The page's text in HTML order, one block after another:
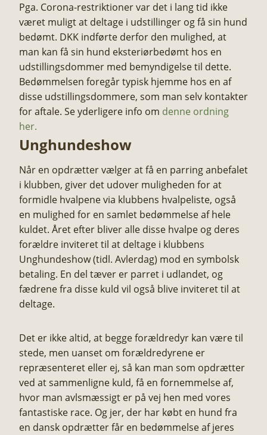
​Pga. Corona-restriktioner var det i lang tid ikke
været muligt at deltage i udstillinger og få sin hund
bedømt. DKK indførte derfor den mulighed, at
man kan få sin hund eksteriørbedømt hos en
udstillingsdommer med bemyndigelse til dette.
Bedømmelsen foregår typisk hjemme hos en af
disse udstillingsdommere, som man selv kontakter
for aftale. Se yderligere info om denne ordning
her.
Unghundeshow
​Når en opdrætter vælger at få en parring anbefalet
i klubben, giver det udover muligheden for at
formidle hvalpene via klubbens hvalpeliste, også
en mulighed for en samlet bedømmelse af hele
kuldet. Året efter bliver alle disse hvalpe og deres
forældre inviteret til at deltage i klubbens
Unghundeshow (tidl. Avlerdag) mod en symbolsk
betaling. ​En del tæver er parret i udlandet, og
fædrene fra disse kuld vil også blive inviteret til at
deltage.
Det er ikke altid, at begge forældredyr kan være til
stede, men uanset om forældredyrene er
repræsenteret eller ej, så kan man som opdrætter
ved at sammenligne kuld, få en fornemmelse af,
hvor man avlsmæssigt er på vej hen med vores
fantastiske race. Og jer, der har købt en hund fra
en dansk opdrætter får en bedømmelse af jeres